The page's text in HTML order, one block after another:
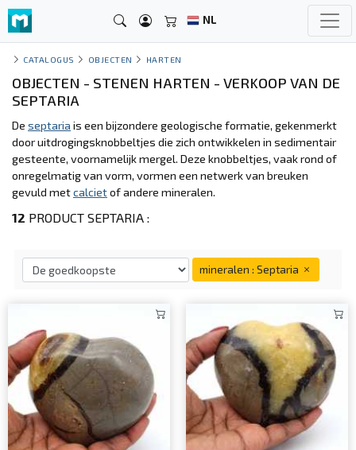
NL
CATALOGUS OBJECTEN HARTEN
OBJECTEN - STENEN HARTEN - VERKOOP VAN DE
SEPTARIA
De septaria is een bijzondere geologische formatie, gekenmerkt
door uitdrogingsknobbeltjes die zich ontwikkelen in sedimentair
gesteente, voornamelijk mergel. Deze knobbeltjes, vaak rond of
onregelmatig van vorm, vormen een netwerk van breuken
gevuld metcalcietof andere mineralen.
12 PRODUCT SEPTARIA :
mineralen : Septaria